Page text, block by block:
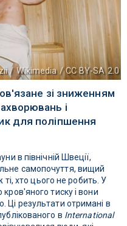
/ Wikimedia / CC BY-SA 2.0
зі зниженням
і
для поліпшення
в північній Швеції,
самопочуття, вищий
ті, хто цього не робить. У
тиску і вони
Ці результати отримані в
в International